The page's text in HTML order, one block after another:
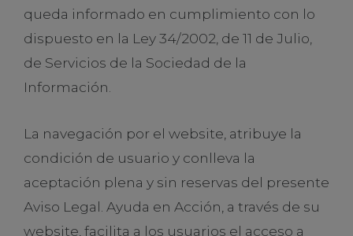
queda informado en cumplimiento con lo
dispuesto en la Ley 34/2002, de 11 de Julio,
de Servicios de la Sociedad de la
Información.
La navegación por el website, atribuye la
condición de usuario y conlleva la
aceptación plena y sin reservas del presente
Aviso Legal. Ayuda en Acción, a través de su
website, facilita a los usuarios el acceso a